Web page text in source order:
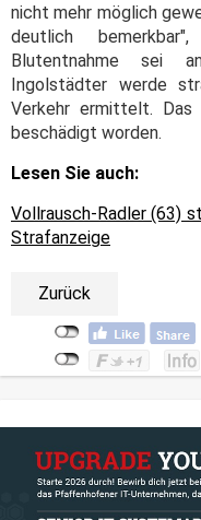
nicht mehr möglich
deutlich
Blutentnahme sei
Ingolstädter werde
Verkehr ermittelt.
beschädigt worden.
Lesen Sie auch:
Vollrausch-Radler (63)
Strafanzeige
Zurück